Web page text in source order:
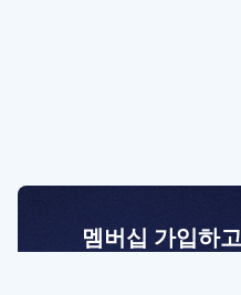
멤버십 가입하